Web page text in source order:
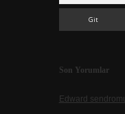
Son Yorumlar
Edward